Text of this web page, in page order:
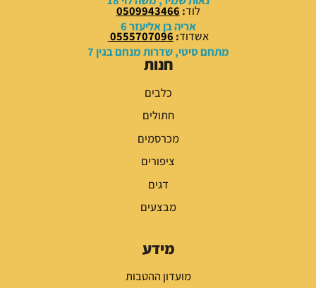
.
.
לוד:
0509943466
אריה בן אליעזר 6
אשדוד:
0555707096
מתחם סיטי, שדרות מנחם בגין 7
חנות
כלבים
חתולים
מכרסמים
ציפורים
דגים
מבצעים
מידע
מועדון ההטבות